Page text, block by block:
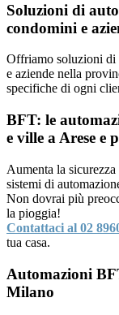
Soluzioni di
condomini e
Offriamo soluzioni di
e aziende nella
specifiche di ogni
BFT: le
e ville a Arese e
Aumenta la
sistemi di
Non dovrai più
la pioggia!
Contattaci al 02
tua casa.
Automazioni
Milano